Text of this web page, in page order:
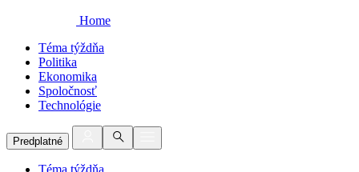
Home
Téma týždňa
Politika
Ekonomika
Spoločnosť
Technológie
Predplatné
Téma týždňa